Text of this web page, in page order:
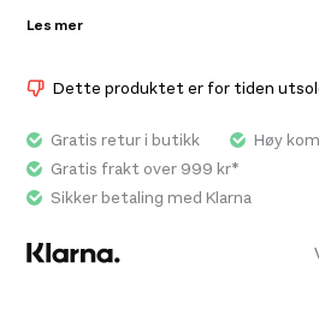
den fremre shove-it-lommen, og
polstrede hoftevinger og
Sekken er laget av slitesterkt,
havbasert nylon ripstop, og har
drikkesystem (reservoar selges
hovedrommet
Dette produktet er for tiden
Les mer
Gratis retur i butikk
Høy
Gratis frakt over 999 kr*
Sikker betaling med Klarna